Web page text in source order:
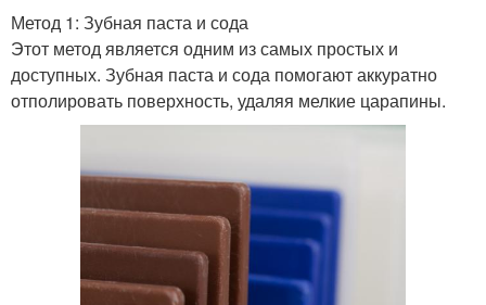
Метод 1: Зубная паста и сода
Этот метод является одним из самых простых и
доступных. Зубная паста и сода помогают аккуратно
отполировать поверхность, удаляя мелкие царапины.